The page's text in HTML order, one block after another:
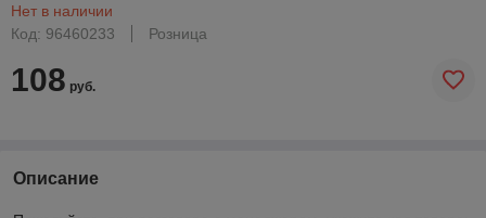
Нет в наличии
Код: 96460233
Розница
108 руб.
Описание